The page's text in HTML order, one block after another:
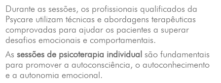
Durante as sessões, os profissionais qualificados da
Psycare utilizam técnicas e abordagens terapêuticas
comprovadas para ajudar os pacientes a superar
desafios emocionais e comportamentais.
Assessões de psicoterapia individual são fundamentais
para promover a autoconsciência, o autoconhecimento
e a autonomia emocional.